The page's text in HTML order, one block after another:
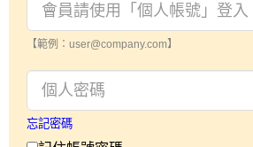
【範例：user@company.com】
忘記密碼